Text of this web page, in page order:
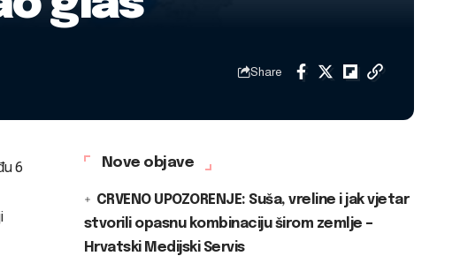
Share
6
Nove objave
CRVENO UPOZORENJE: Suša, vreline i jak vjetar
stvorili opasnu kombinaciju širom zemlje –
Hrvatski Medijski Servis